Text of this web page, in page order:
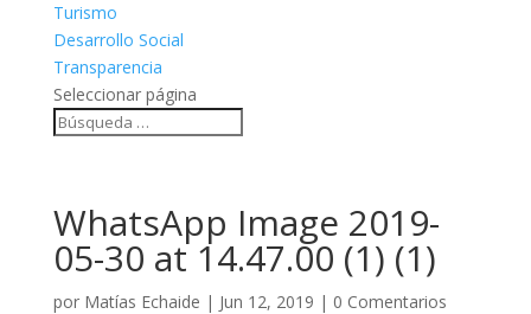
Turismo
Desarrollo Social
Transparencia
Seleccionar página
WhatsApp Image 2019-
05-30 at 14.47.00 (1) (1)
por Matías Echaide | Jun 12, 2019 | 0 Comentarios